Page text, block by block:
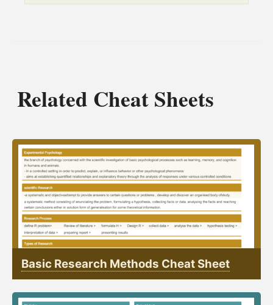
Related Cheat Sheets
Basic Research Methods Cheat Sheet